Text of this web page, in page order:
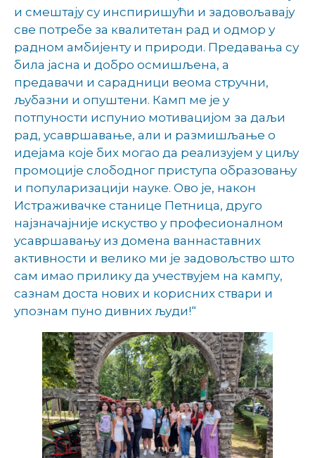
и смештају су инспиришући и задовољавају
све потребе за квалитетан рад и одмор у
радном амбијенту и природи. Предавања су
била јасна и добро осмишљена, а
предавачи и сарадници веома стручни,
љубазни и опуштени. Камп ме је у
потпуности испунио мотивацијом за даљи
рад, усавршавање, али и размишљање о
идејама које бих могао да реализујем у циљу
промоције слободног приступа образовању
и популаризацији науке. Ово је, након
Истраживачке станице Петница, друго
најзначајније искуство у професионалном
усавршавању из домена ваннаставних
активности и велико ми је задовољство што
сам имао прилику да учествујем на кампу,
сазнам доста нових и корисних ствари и
упознам пуно дивних људи!“